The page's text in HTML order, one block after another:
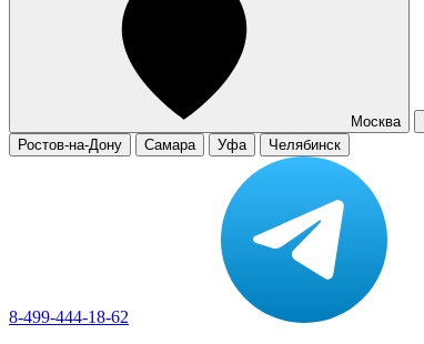
Москва
Ростов-на-Дону
Самара Уфа Челябинск
8-499-444-18-62